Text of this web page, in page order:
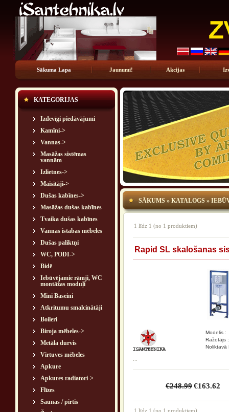
Sākuma Lapa Jaunumi! Akcijas
KATEGORIJAS
Izdevīgi piedāvājumi
Kamīni->
Vannas->
Masāžas sistēmas
vannām
Izlietnes->
Maisītāji->
Dušas kabīnes->
Masāžas dušas kabīnes
Tvaika dušas kabīnes
Vannas istabas mēbeles
Dušas paliktņi
WC, PODI->
Bidē
Iebūvējamie rāmji, WC
montāžas moduļi
Mini Baseini
Atkritumu smalcinātāji
Boileri
Biroja mēbeles->
Metāla durvis
Virtuves mēbeles
Apkure
Apkures radiatori->
Flīzes
Saunas / pirtis
SĀKUMS»KATALOGS»
1 līdz 1 (no 1 produktiem)
Rapid SL skalošanas
Modelis :
Ražotājs :
Noliktavā
€248.99€163.62
1 līdz 1 (no 1 produktiem)